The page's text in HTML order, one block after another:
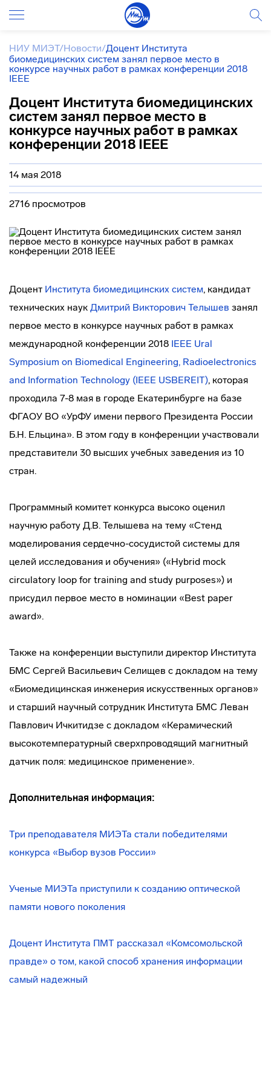
НИУ МИЭТ/Новости/Доцент Института
биомедицинских систем занял первое место в
конкурсе научных работ в рамках конференции 2018
IEEE
Доцент Института биомедицинских
систем занял первое место в
конкурсе научных работ в рамках
конференции 2018 IEEE
14 мая 2018
2716 просмотров
Доцент Института биомедицинских систем, кандидат
технических наук Дмитрий Викторович Телышев занял
первое место в конкурсе научных работ в рамках
международной конференции 2018 IEEE Ural
Symposium on Biomedical Engineering, Radioelectronics
and Information Technology (IEEE USBEREIT), которая
проходила 7-8 мая в городе Екатеринбурге на базе
ФГАОУ ВО «УрФУ имени первого Президента России
Б.Н. Ельцина». В этом году в конференции участвовали
представители 30 высших учебных заведения из 10
стран.
Программный комитет конкурса высоко оценил
научную работу Д.В. Телышева на тему «Стенд
моделирования сердечно-сосудистой системы для
целей исследования и обучения» («Hybrid mock
circulatory loop for training and study purposes») и
присудил первое место в номинации «Best paper
award».
Также на конференции выступили директор Института
БМС Сергей Васильевич Селищев с докладом на тему
«Биомедицинская инженерия искусственных органов»
и старший научный сотрудник Института БМС Леван
Павлович Ичкитидзе с докладом «Керамический
высокотемпературный сверхпроводящий магнитный
датчик поля: медицинское применение».
Дополнительная информация:
Три преподавателя МИЭТа стали победителями
конкурса «Выбор вузов России»
Ученые МИЭТа приступили к созданию оптической
памяти нового поколения
Доцент Института ПМТ рассказал «Комсомольской
правде» о том, какой способ хранения информации
самый надежный